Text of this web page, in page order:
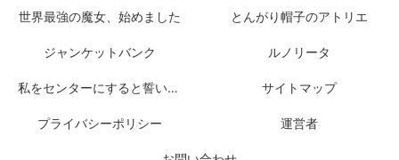
世界最強の魔女、始めました とんがり帽子のアトリエ
ジャンケットバンク ルノリータ
私をセンターにすると誓いますか？ サイトマップ
プライバシーポリシー 運営者